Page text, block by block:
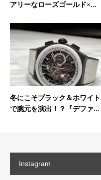
アリーなローズゴールド×...
冬にこそブラック＆ホワイト
で腕元を演出！？『デファ...
Instagram